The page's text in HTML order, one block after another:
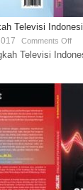
Televisi
Comments Off
Televisi